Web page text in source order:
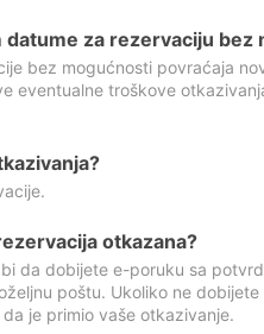
za rezervaciju
bez mogućnosti povraćaja
eventualne troškove
otkazana?
da dobijete e-poruku sa
poštu. Ukoliko ne
je primio vaše otkazivanje.